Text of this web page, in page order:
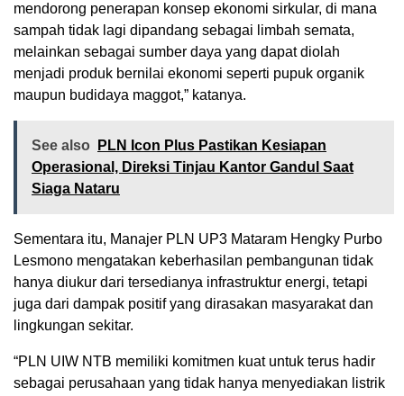
mendorong penerapan konsep ekonomi sirkular, di mana
sampah tidak lagi dipandang sebagai limbah semata,
melainkan sebagai sumber daya yang dapat diolah
menjadi produk bernilai ekonomi seperti pupuk organik
maupun budidaya maggot,” katanya.
See also
PLN Icon Plus Pastikan Kesiapan
Operasional, Direksi Tinjau Kantor Gandul Saat
Siaga Nataru
Sementara itu, Manajer PLN UP3 Mataram Hengky Purbo
Lesmono mengatakan keberhasilan pembangunan tidak
hanya diukur dari tersedianya infrastruktur energi, tetapi
juga dari dampak positif yang dirasakan masyarakat dan
lingkungan sekitar.
“PLN UIW NTB memiliki komitmen kuat untuk terus hadir
sebagai perusahaan yang tidak hanya menyediakan listrik